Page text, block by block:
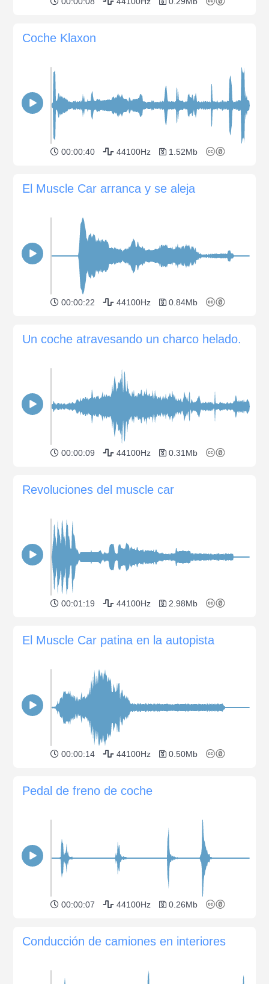
Coche Klaxon
00:00:40 44100Hz 1.52Mb
El Muscle Car arranca y se aleja
00:00:22 44100Hz 0.84Mb
Un coche atravesando un charco helado.
00:00:09 44100Hz 0.31Mb
Revoluciones del muscle car
00:01:19 44100Hz 2.98Mb
El Muscle Car patina en la autopista
00:00:14 44100Hz 0.50Mb
Pedal de freno de coche
00:00:07 44100Hz 0.26Mb
Conducción de camiones en interiores